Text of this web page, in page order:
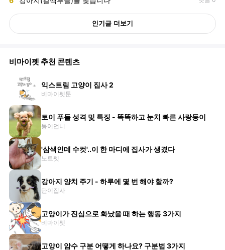
인기글 더보기
비마이펫 추천 콘텐츠
익스트림 고양이 집사 2
비마이펫툰
토이 푸들 성격 및 특징 - 똑똑하고 눈치 빠른 사랑둥이
몽이언니
'삼색인데 수컷'..이 한 마디에 집사가 생겼다
노트펫
강아지 양치 주기 - 하루에 몇 번 해야 할까?
단이집사
고양이가 진심으로 화났을 때 하는 행동 3가지
비마이펫
고양이 암수 구분 어떻게 하나요? 구분법 3가지